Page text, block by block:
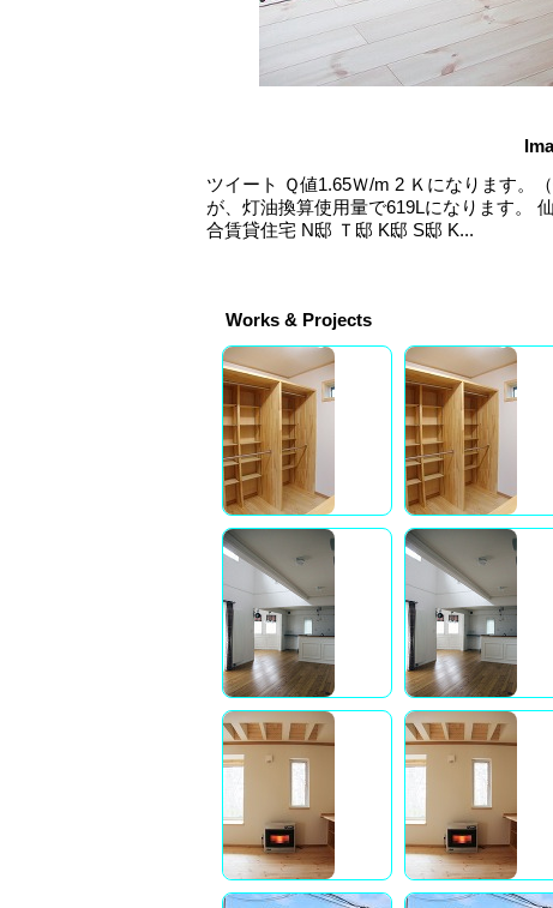
ツイート Ｑ値1.65Ｗ/m 2 Ｋになります。
が、灯油換算使用量で619Lになります。
合賃貸住宅 N邸 Ｔ邸 K邸 S邸 K...
Works & Projects